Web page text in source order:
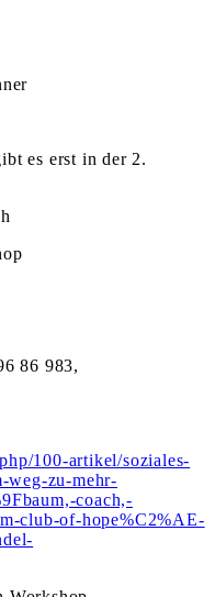
es erst in der 2.
86 983,
100-artikel/soziales-
weg-zu-mehr-
coach,-
club-of-hope%C2%AE-